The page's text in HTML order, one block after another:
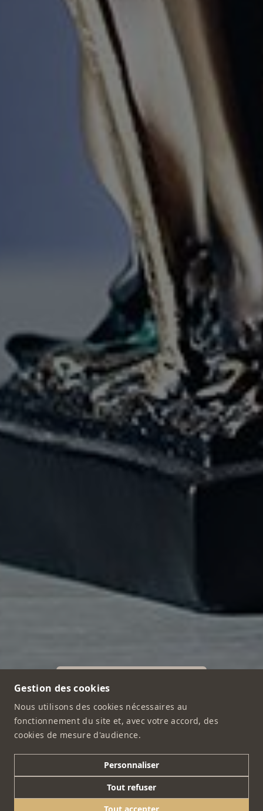
Contactez-nous
Gestion des cookies
Nous utilisons des cookies nécessaires au
fonctionnement du site et, avec votre accord, des
cookies de mesure d'audience.
Personnaliser
Tout refuser